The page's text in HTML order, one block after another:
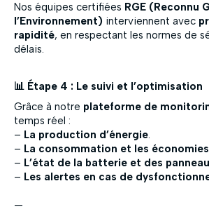
Nos équipes certifiées RGE (Reconnu
l’Environnement) interviennent avec
rapidité, en respectant les normes de
délais.
📊 Étape 4 : Le suivi et l’optimisation
Grâce à notre plateforme de
temps réel :
– La production d’énergie.
– La consommation et les
– L’état de la batterie et des
– Les alertes en cas de
—